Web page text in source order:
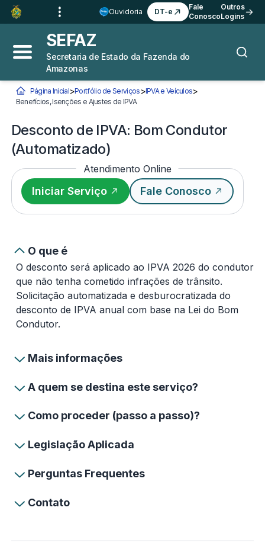
Ir para o
Conteúdo
Ir para a
Navegação 3
Ir para o
Rodapé 4
Ouvidoria DT-e
Fale
Conosco
Outros
Logins
Abrir menu principal
SEFAZ
Secretaria de Estado da Fazenda do
Amazonas
Você está aqui:
Página Inicial>Portfólio de Serviços >IPVA e Veículos>
Benefícios, Isenções e Ajustes de IPVADesconto de IPVA: Bom Condutor
Desconto de IPVA: Bom Condutor
(Automatizado)
Atendimento Online
Iniciar Serviço Fale Conosco
O que é
O desconto será aplicado ao IPVA 2026 do condutor
que não tenha cometido infrações de trânsito.
Solicitação automatizada e desburocratizada do
desconto de IPVA anual com base na Lei do Bom
Condutor.
Mais informações
A quem se destina este serviço?
Como proceder (passo a passo)?
Legislação Aplicada
Perguntas Frequentes
Contato